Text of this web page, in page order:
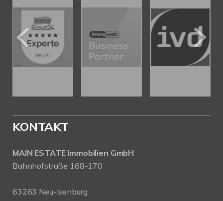
KONTAKT
MAIN ESTATE Immobilien GmbH
Bahnhofstraße 168-170
63263 Neu-Isenburg